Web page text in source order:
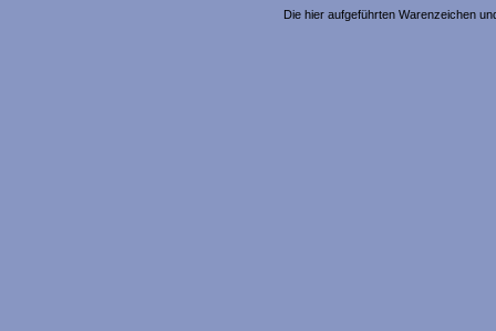
Die hier aufgeführten Warenzeichen